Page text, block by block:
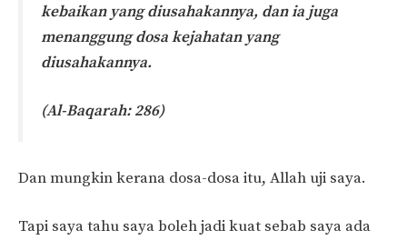
kebaikan yang diusahakannya, dan ia juga
menanggung dosa kejahatan yang
diusahakannya.
(Al-Baqarah: 286)
Dan mungkin kerana dosa-dosa itu, Allah uji saya.
Tapi saya tahu saya boleh jadi kuat sebab saya ada